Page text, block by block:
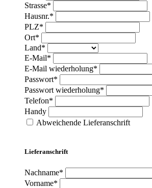
Strasse*
Hausnr.*
PLZ*
Ort*
Land*
E-Mail*
E-Mail wiederholung*
Passwort*
Passwort wiederholung*
Telefon*
Handy
Abweichende Lieferanschrift
Lieferanschrift
Nachname*
Vorname*